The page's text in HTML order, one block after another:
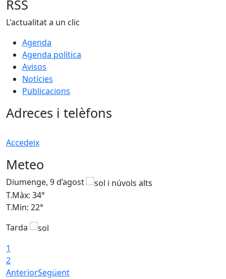
RSS
L'actualitat a un clic
Agenda
Agenda política
Avisos
Notícies
Publicacions
Adreces i telèfons
Accedeix
Meteo
Diumenge, 9 d’agost
T.Màx: 34°
T.Min: 22°
Tarda
1
2
AnteriorSegüent